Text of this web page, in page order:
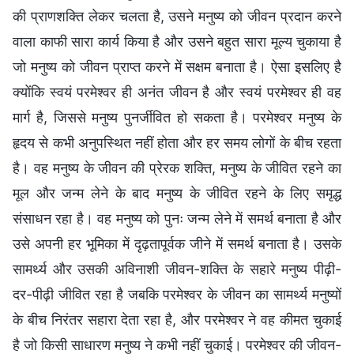
की प्राणशक्ति लेकर चलता है, उसने मनुष्य को जीवन प्रदान करने
वाला काफी सारा कार्य किया है और उसने बहुत सारा मूल्य चुकाया है
जो मनुष्य को जीवन प्राप्त करने में सक्षम बनाता है। ऐसा इसलिए है
क्योंकि स्वयं परमेश्वर ही अनंत जीवन है और स्वयं परमेश्वर ही वह
मार्ग है, जिससे मनुष्य पुनर्जीवित हो सकता है। परमेश्वर मनुष्य के
हृदय से कभी अनुपस्थित नहीं होता और हर समय लोगों के बीच रहता
है। वह मनुष्य के जीवन की प्रेरक शक्ति, मनुष्य के जीवित रहने का
मूल और जन्म लेने के बाद मनुष्य के जीवित रहने के लिए समृद्ध
संसाधन रहा है। वह मनुष्य को पुनः जन्म लेने में समर्थ बनाता है और
उसे अपनी हर भूमिका में दृढ़तापूर्वक जीने में समर्थ बनाता है। उसके
सामर्थ्य और उसकी अविनाशी जीवन-शक्ति के सहारे मनुष्य पीढ़ी-
दर-पीढ़ी जीवित रहा है जबकि परमेश्वर के जीवन का सामर्थ्य मनुष्यों
के बीच निरंतर सहारा देता रहा है, और परमेश्वर ने वह कीमत चुकाई
है जो किसी साधारण मनुष्य ने कभी नहीं चुकाई। परमेश्वर की जीवन-